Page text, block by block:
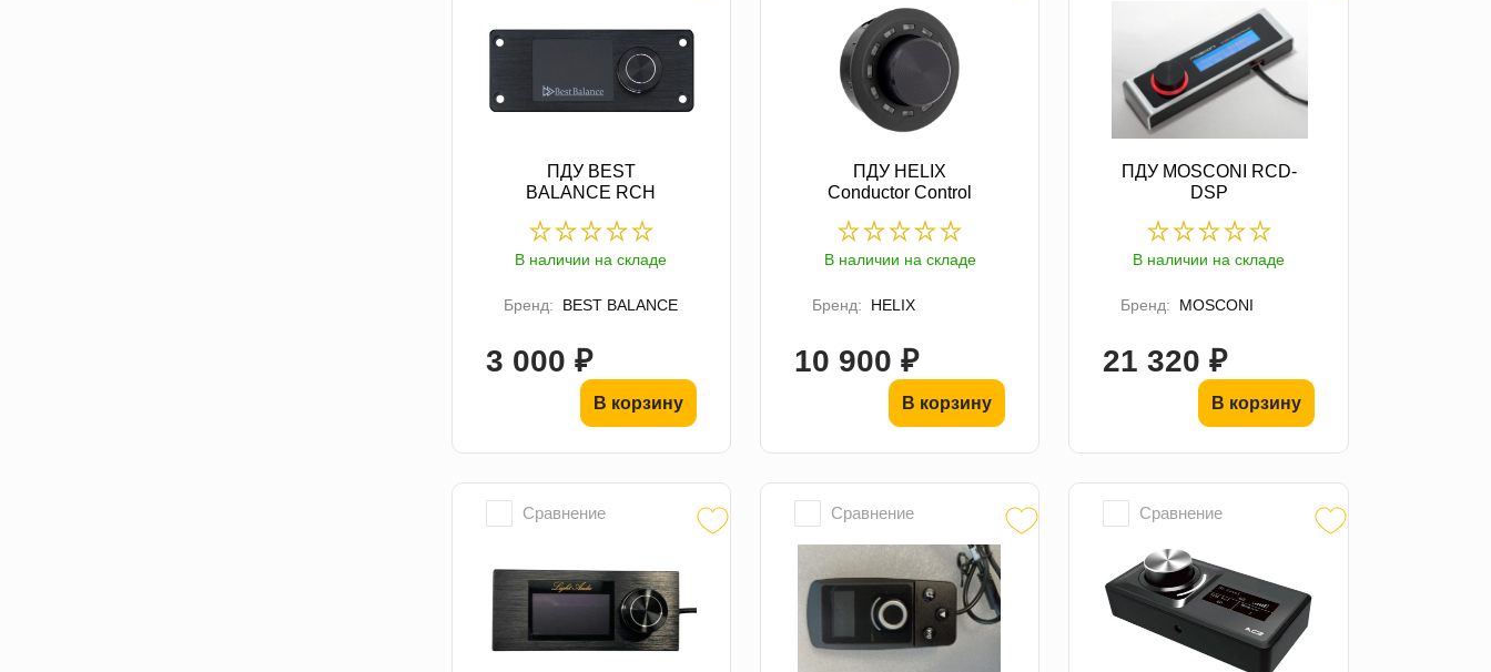
ПДУ BEST
BALANCE RCH
В наличии на складе
Бренд: BEST BALANCE
3 000 ₽
В корзину
ПДУ HELIX
Conductor Control
В наличии на складе
Бренд: HELIX
10 900 ₽
В корзину
ПДУ MOSCONI RCD-
DSP
В наличии на складе
Бренд: MOSCONI
21 320 ₽
В корзину
Сравнение Сравнение Сравнение